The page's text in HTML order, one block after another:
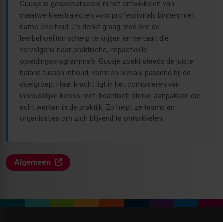
Guusje is gespecialiseerd in het ontwikkelen van
maatwerkleertrajecten voor professionals binnen met
name overheid. Ze denkt graag mee om de
leerbehoeften scherp te krijgen en vertaalt die
vervolgens naar praktische, impactvolle
opleidingsprogramma’s. Guusje zoekt steeds de juiste
balans tussen inhoud, vorm en niveau, passend bij de
doelgroep. Haar kracht ligt in het combineren van
inhoudelijke kennis met didactisch sterke aanpakken die
echt werken in de praktijk. Zo helpt ze teams en
organisaties om zich blijvend te ontwikkelen.
Algemeen